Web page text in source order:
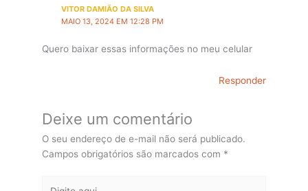
VITOR DAMIÃO DA SILVA
MAIO 13, 2024 EM 12:28 PM
Quero baixar essas informações no meu celular
Responder
Deixe um comentário
O seu endereço de e-mail não será publicado.
Campos obrigatórios são marcados com *